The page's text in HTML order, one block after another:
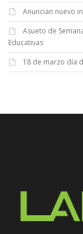
Anuncian nuevo
Asueto de
Educativas
18 de marzo día